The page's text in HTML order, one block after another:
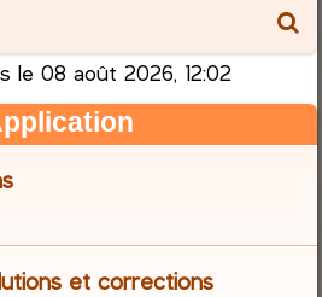
le 08 août 2026, 12:02
et corrections